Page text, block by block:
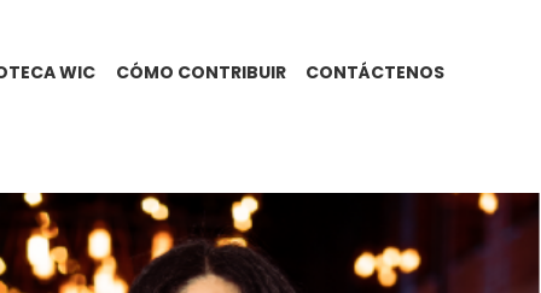
WIC CÓMO CONTRIBUIR CONTÁCTENOS